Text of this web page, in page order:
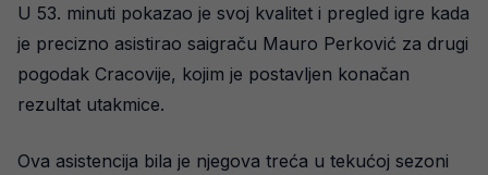
U 53. minuti pokazao je svoj kvalitet i pregled igre kada
je precizno asistirao saigraču Mauro Perković za drugi
pogodak Cracovije, kojim je postavljen konačan
rezultat utakmice.
Ova asistencija bila je njegova treća u tekućoj sezoni